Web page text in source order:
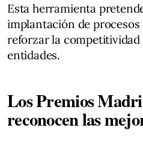
Esta herramienta
implantación de
reforzar la competitividad
entidades.
Los Premios
reconocen las